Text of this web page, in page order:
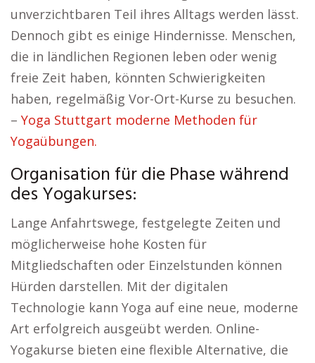
unverzichtbaren Teil ihres Alltags werden lässt.
Dennoch gibt es einige Hindernisse. Menschen,
die in ländlichen Regionen leben oder wenig
freie Zeit haben, könnten Schwierigkeiten
haben, regelmäßig Vor-Ort-Kurse zu besuchen.
– Yoga Stuttgart moderne Methoden für
Yogaübungen.
Organisation für die Phase während
des Yogakurses:
Lange Anfahrtswege, festgelegte Zeiten und
möglicherweise hohe Kosten für
Mitgliedschaften oder Einzelstunden können
Hürden darstellen. Mit der digitalen
Technologie kann Yoga auf eine neue, moderne
Art erfolgreich ausgeübt werden. Online-
Yogakurse bieten eine flexible Alternative, die